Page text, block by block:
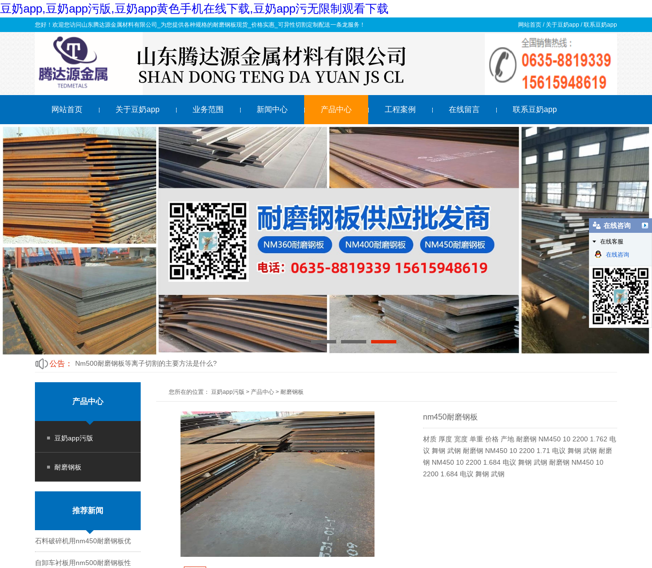
豆奶app,豆奶app污版,豆奶app黄色手机在线下载,豆奶app污无限制观看下载
您好！欢迎您访问山东腾达源金属材料有限公司_为您提供各种规格的耐磨钢板现货_价格实惠_可异性切割定制配送一条龙服务！ 网站首页 / 关于豆奶app /联系豆奶app
网站首页 关于豆奶app 业务范围 新闻中心 产品中心 工程案例 在线留言 联系豆奶app
1 2 3
公告：
Nm500耐磨钢板等离子切割的主要方法是什么?
淬火温度过低时HM360豆奶app污版的不同断口形态
影响破碎机锤头使用nm360耐磨衬板寿命的原因
提高河源nm500合金耐磨钢板表面粗糙度的措施
豆奶app污无限制观看下载市场悲观情绪加剧
Nm500耐磨钢板等离子切割的主要方法是什么?
产品中心
豆奶app污版
耐磨钢板
推荐新闻
石料破碎机用nm450耐磨钢板优
势
自卸车衬板用nm500耐磨钢板性
您所在的位置： 豆奶app污版 > 产品中心 > 耐磨钢板
nm450耐磨钢板
材质 厚度 宽度 单重 价格 产地 耐磨钢 NM450 10 2200 1.762 电
议 舞钢 武钢 耐磨钢 NM450 10 2200 1.71 电议 舞钢 武钢 耐磨
钢 NM450 10 2200 1.684 电议 舞钢 武钢 耐磨钢 NM450 10
2200 1.684 电议 舞钢 武钢
在线咨询
在线客服
在线咨询